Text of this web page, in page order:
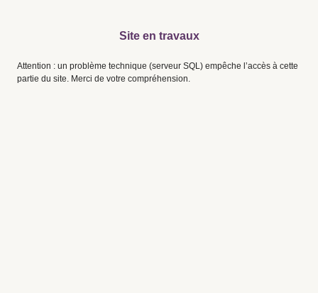
Site en travaux
Attention : un problème technique (serveur SQL) empêche l’accès à cette
partie du site. Merci de votre compréhension.